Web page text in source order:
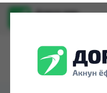
Доруи ман